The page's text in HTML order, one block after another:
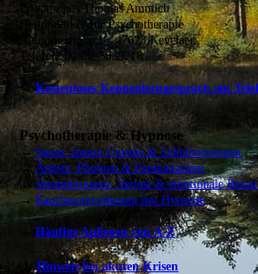
Privatpraxis Thomas Ammich
Heilpraktiker für Psychotherapie
Antoniusstraße 1 · 47623 Kevelaer
Telefon: 02832 5039218
→Kostenloses Kennenlerngespräch am
Psychotherapie & Hypnose
→Stress, innere Unruhe & Schlafstörungen
→ Ängste, Phobien & Panikattacken
→Veränderungen, Verlust & emotionale
→Raucherentwöhnung mit Hypnose
→Häufige Anliegen von A-Z
⚠️Hinweis bei akuten Krisen